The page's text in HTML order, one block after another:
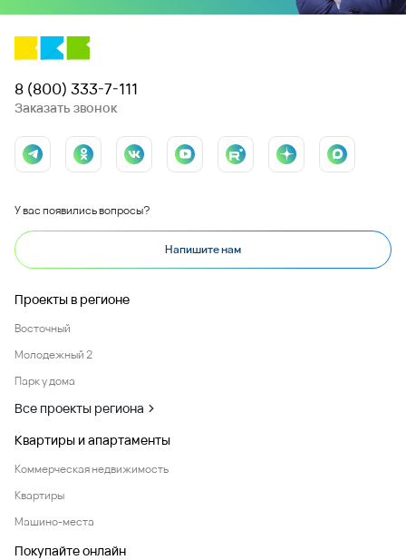
8 (800) 333-7-111
Заказать звонок
У вас появились вопросы?
Напишите нам
Проекты в регионе
Восточный
Молодежный 2
Парк у дома
Все проекты региона
Квартиры и апартаменты
Коммерческая недвижимость
Квартиры
Машино-места
Покупайте онлайн